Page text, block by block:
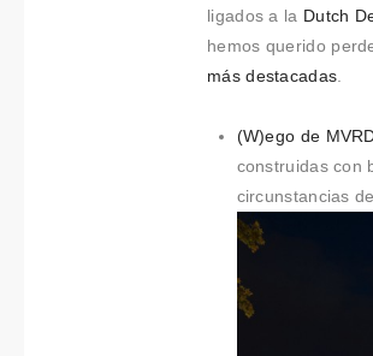
Connectio
ligados a la Dutch
hemos querido
más destacadas.
(W)ego de
construidas con
circunstancias